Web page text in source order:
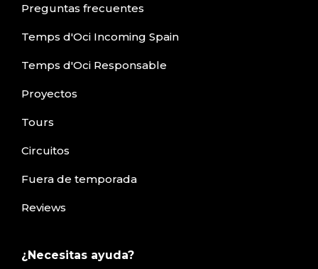
Preguntas frecuentes
Temps d'Oci Incoming Spain
Temps d'Oci Responsable
Proyectos
Tours
Circuitos
Fuera de temporada
Reviews
¿Necesitas ayuda?